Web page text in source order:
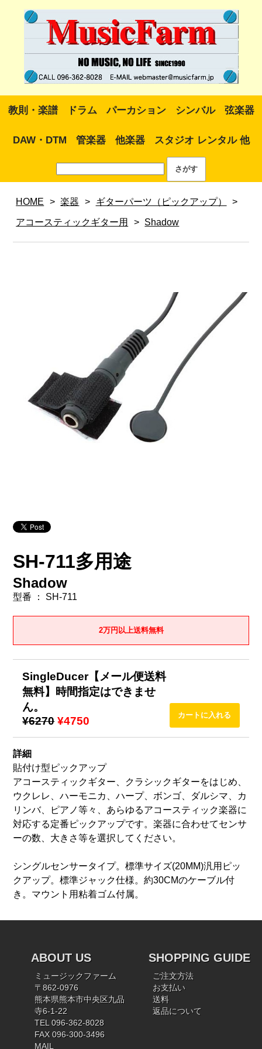
教則・楽譜 ドラム パーカション シンバル 弦楽器
DAW・DTM 管楽器 他楽器 スタジオ レンタル 他
HOME > 楽器 > ギターパーツ（ピックアップ） >
アコースティックギター用 > Shadow
SH-711多用途
Shadow
型番 ： SH-711
2万円以上送料無料
SingleDucer【メール便送料
無料】時間指定はできませ
ん。
¥6270 ¥4750
詳細
貼付け型ピックアップ
アコースティックギター、クラシックギターをはじめ、
ウクレレ、ハーモニカ、ハープ、ボンゴ、ダルシマ、カ
リンバ、ピアノ等々、あらゆるアコースティック楽器に
対応する定番ピックアップです。楽器に合わせてセンサ
ーの数、大きさ等を選択してください。
シングルセンサータイプ。標準サイズ(20MM)汎用ピッ
クアップ。標準ジャック仕様。約30CMのケーブル付
き。マウント用粘着ゴム付属。
ABOUT US
ミュージックファーム
〒862-0976
熊本県熊本市中央区九品
寺6-1-22
TEL 096-362-8028
FAX 096-300-3496
MAIL
SHOPPING GUIDE
ご注文方法
お支払い
送料
返品について